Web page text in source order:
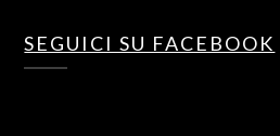
SEGUICI SU FACEBOOK